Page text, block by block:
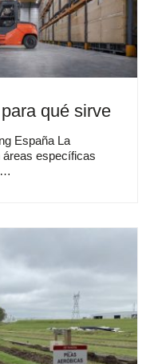
qué sirve
España La
áreas específicas